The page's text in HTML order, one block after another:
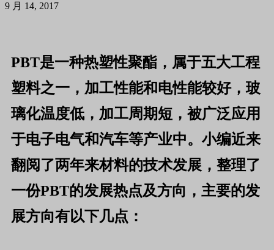
9 月 14, 2017
PBT是一种热塑性聚酯，属于五大工程
塑料之一，加工性能和电性能较好，玻
璃化温度低，加工周期短，被广泛应用
于电子电气和汽车等产业中。小编近来
翻阅了两年来材料的技术发展，整理了
一份PBT的发展热点及方向，主要的发
展方向有以下几点：